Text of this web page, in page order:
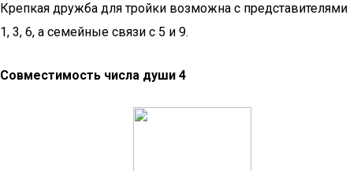
Крепкая дружба для тройки возможна с представителями
1, 3, 6, а семейные связи с 5 и 9.
Совместимость числа души 4